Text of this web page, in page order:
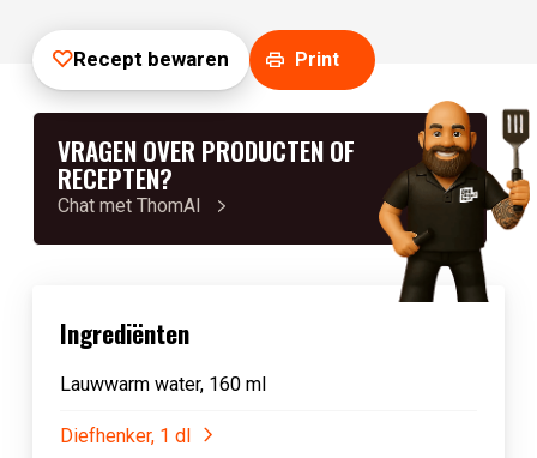
Recept bewaren Print
VRAGEN OVER PRODUCTEN OF
RECEPTEN?
Chat met ThomAI
Ingrediënten
Lauwwarm water, 160 ml
Diefhenker, 1 dl